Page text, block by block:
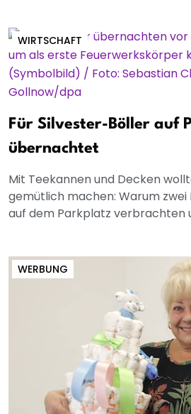
WIRTSCHAFT
Für Silvester-Böller auf
übernachtet
Mit Teekannen und Decken
gemütlich machen: Warum
auf dem Parkplatz verbrachten
WERBUNG